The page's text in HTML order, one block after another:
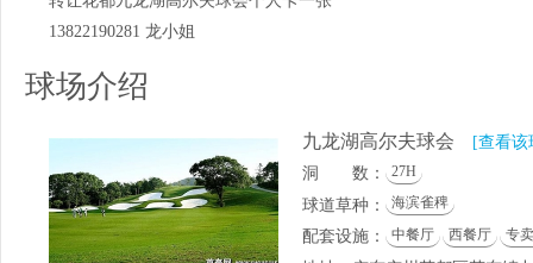
13822190281 龙小姐
球场介绍
九龙湖高尔夫球会
[查看该
洞 数：
27H
球道草种： 海滨雀稗
配套设施： 中餐厅 西餐厅 专